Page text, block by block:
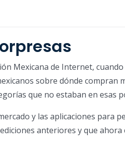
Mexicana de Internet,
sobre dónde compran
que no estaban en esas
y las aplicaciones para
anteriores y que